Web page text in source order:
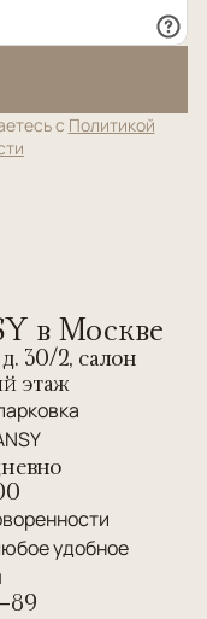
с Политикой
в Москве
30/2, салон
этаж
удобное
89